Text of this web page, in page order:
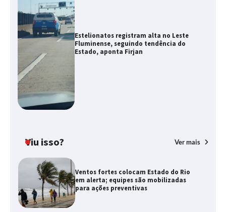
Estelionatos registram alta no Leste
Fluminense, seguindo tendência do
Estado, aponta Firjan
Viu isso? Ver mais
Ventos fortes colocam Estado do Rio
em alerta; equipes são mobilizadas
para ações preventivas